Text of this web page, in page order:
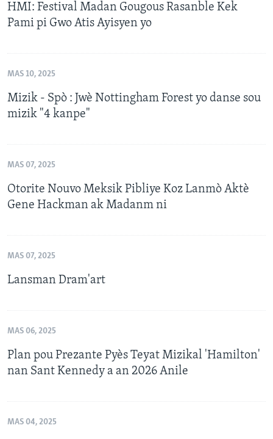
HMI: Festival Madan Gougous Rasanble Kek
Pami pi Gwo Atis Ayisyen yo
MAS 10, 2025
Mizik - Spò : Jwè Nottingham Forest yo danse sou
mizik "4 kanpe"
MAS 07, 2025
Otorite Nouvo Meksik Pibliye Koz Lanmò Aktè
Gene Hackman ak Madanm ni
MAS 07, 2025
Lansman Dram'art
MAS 06, 2025
Plan pou Prezante Pyès Teyat Mizikal 'Hamilton'
nan Sant Kennedy a an 2026 Anile
MAS 04, 2025